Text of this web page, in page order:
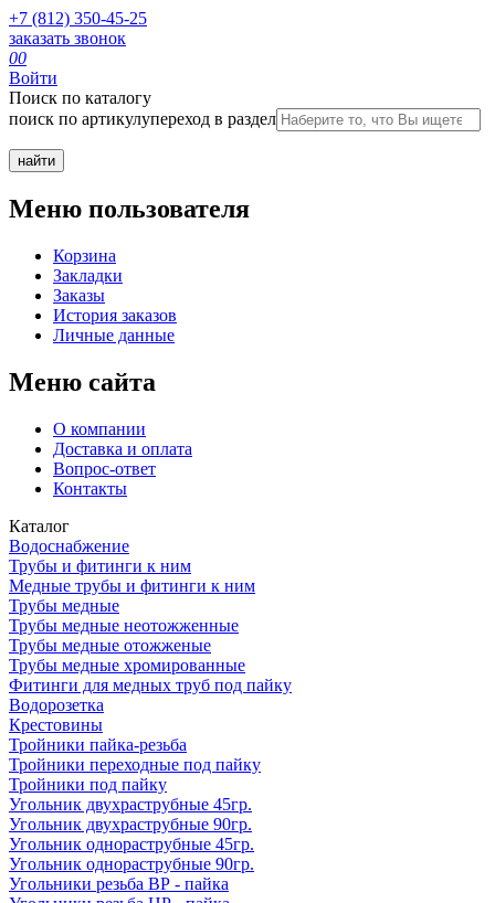
+7 (812) 350-45-25
заказать звонок
00
Войти
Поиск по каталогу
поиск по артикулупереход в раздел
Меню пользователя
Корзина
Закладки
Заказы
История заказов
Личные данные
Меню сайта
О компании
Доставка и оплата
Вопрос-ответ
Контакты
Каталог
Водоснабжение
Трубы и фитинги к ним
Медные трубы и фитинги к ним
Трубы медные
Трубы медные неотожженные
Трубы медные отожженые
Трубы медные хромированные
Фитинги для медных труб под пайку
Водорозетка
Крестовины
Тройники пайка-резьба
Тройники переходные под пайку
Тройники под пайку
Угольник двухраструбные 45гр.
Угольник двухраструбные 90гр.
Угольник однораструбные 45гр.
Угольник однораструбные 90гр.
Угольники резьба ВР - пайка